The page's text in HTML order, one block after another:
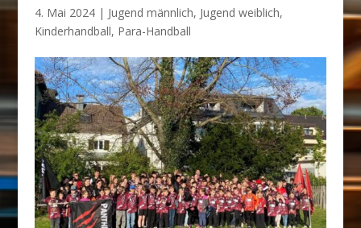
4. Mai 2024| Jugend männlich, Jugend weiblich,
Kinderhandball, Para-Handball